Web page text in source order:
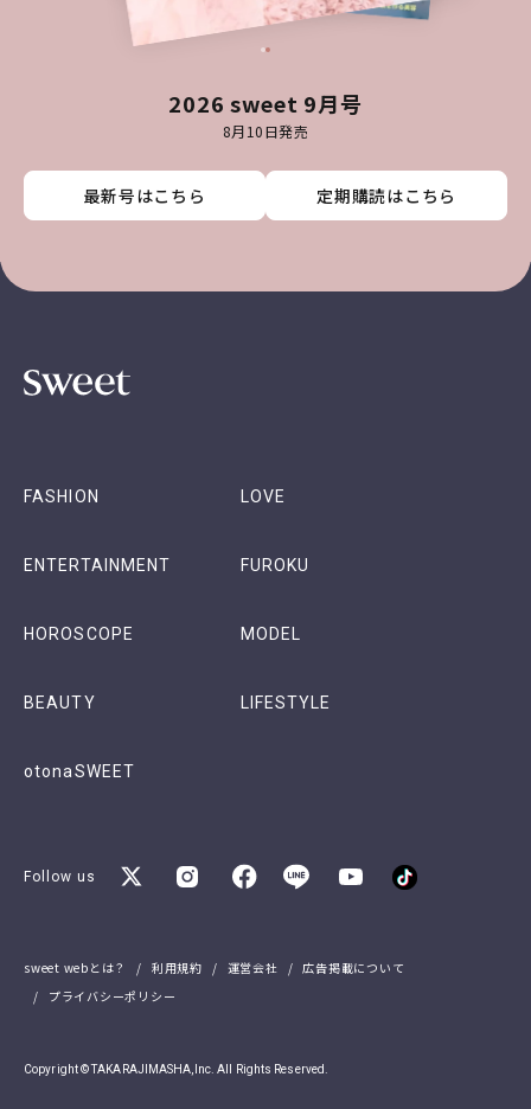
2026 sweet 9月号
8月10日発売
最新号はこちら 定期購読はこちら
最新号はこちら 定期購読はこちら
最新号はこちら 定期購読はこちら
最新号はこちら 定期購読はこちら
FASHION LOVE
ENTERTAINMENT FUROKU
HOROSCOPE MODEL
BEAUTY LIFESTYLE
otonaSWEET
Follow us
sweet webとは？ 利用規約 運営会社
広告掲載について
プライバシーポリシー
Copyright © TAKARAJIMASHA,Inc. All Rights Reserved.